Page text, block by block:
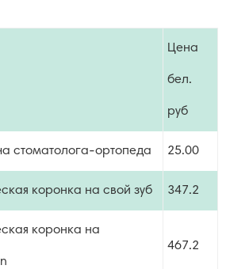
Цена
бел.
руб
стоматолога-ортопеда 25.00
коронка на свой зуб 347.2
коронка на
467.2